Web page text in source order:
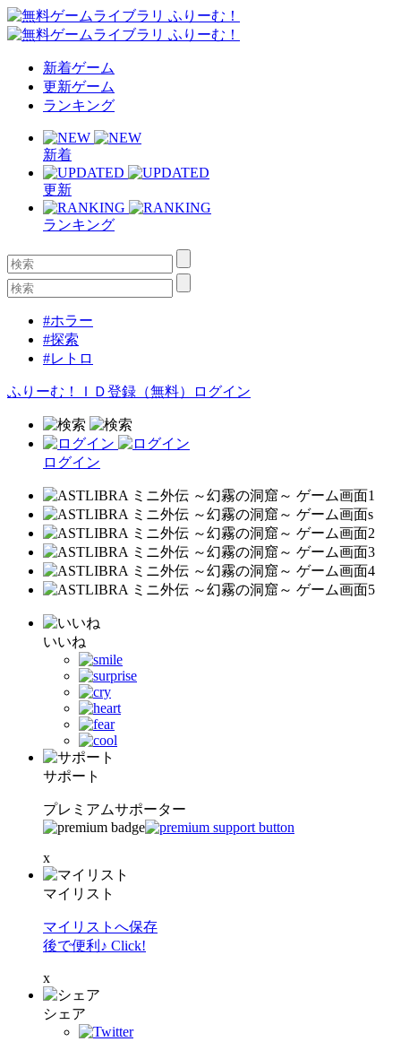
新着ゲーム
更新ゲーム
ランキング
新着
更新
ランキング
#ホラー
#探索
#レトロ
ふりーむ！ＩＤ登録（無料） ログイン
ログイン
いいね
サポート
プレミアムサポーター
x
マイリスト
マイリストへ保存
後で便利♪ Click!
x
シェア